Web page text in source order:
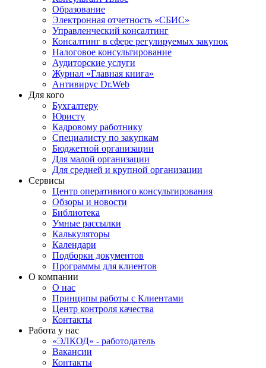
Образование
Электронная отчетность «СБИС»
Управленческий консалтинг
Консалтинг в сфере регулируемых закупок
Налоговое консультирование
Аудиторские услуги
Журнал «Главная книга»
Антивирус Dr.Web
Для кого
Бухгалтеру
Юристу
Кадровому работнику
Специалисту по закупкам
Бюджетной организации
Для малой организации
Для средней и крупной организации
Сервисы
Центр оперативного консультирования
Обзоры и новости
Библиотека
Умные рассылки
Калькуляторы
Календари
Подборки документов
Программы для клиентов
О компании
О нас
Принципы работы с Клиентами
Центр контроля качества
Контакты
Работа у нас
«ЭЛКОД» - работодатель
Вакансии
Контакты